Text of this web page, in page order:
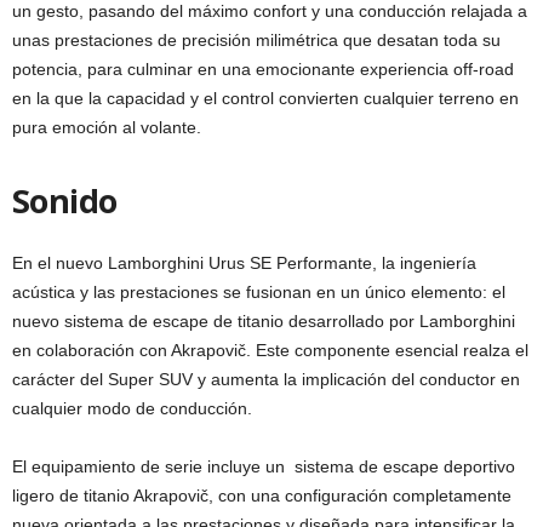
un gesto, pasando del máximo confort y una conducción relajada a
unas prestaciones de precisión milimétrica que desatan toda su
potencia, para culminar en una emocionante experiencia off-road
en la que la capacidad y el control convierten cualquier terreno en
pura emoción al volante.
Sonido
En el nuevo Lamborghini Urus SE Performante, la ingeniería
acústica y las prestaciones se fusionan en un único elemento: el
nuevo sistema de escape de titanio desarrollado por Lamborghini
en colaboración con Akrapovič. Este componente esencial realza el
carácter del Super SUV y aumenta la implicación del conductor en
cualquier modo de conducción.
El equipamiento de serie incluye un sistema de escape deportivo
ligero de titanio Akrapovič, con una configuración completamente